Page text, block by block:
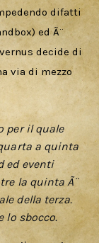
difatti
ed Ã¨
decide di
via di mezzo
per il quale
a quinta
ed eventi
la quinta Ã¨
della terza.
lo sbocco.